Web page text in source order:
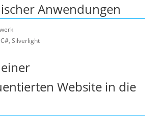
Anwendungen
C#, Silverlight
Website in die